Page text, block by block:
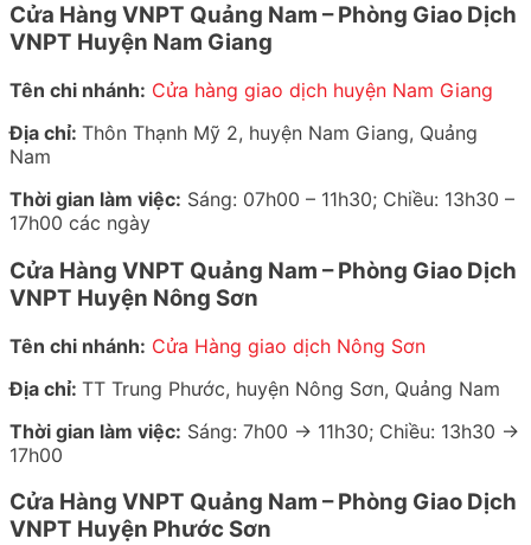
Cửa Hàng VNPT Quảng Nam – Phòng Giao Dịch
VNPT Huyện Nam Giang
Tên chi nhánh: Cửa hàng giao dịch huyện Nam Giang
Địa chỉ: Thôn Thạnh Mỹ 2, huyện Nam Giang, Quảng
Nam
Thời gian làm việc: Sáng: 07h00 – 11h30; Chiều: 13h30 –
17h00 các ngày
Cửa Hàng VNPT Quảng Nam – Phòng Giao Dịch
VNPT Huyện Nông Sơn
Tên chi nhánh: Cửa Hàng giao dịch Nông Sơn
Địa chỉ: TT Trung Phước, huyện Nông Sơn, Quảng Nam
Thời gian làm việc: Sáng: 7h00 -> 11h30; Chiều: 13h30 ->
17h00
Cửa Hàng VNPT Quảng Nam – Phòng Giao Dịch
VNPT Huyện Phước Sơn